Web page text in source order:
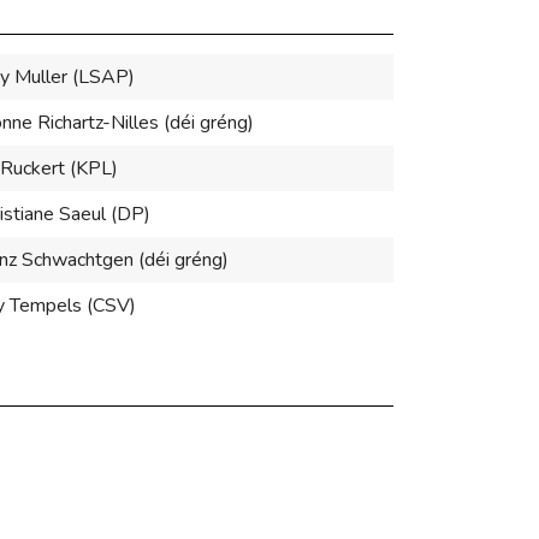
Muller (LSAP)
Richartz-Nilles (déi gréng)
(KPL)
Saeul (DP)
Schwachtgen (déi gréng)
Tempels (CSV)